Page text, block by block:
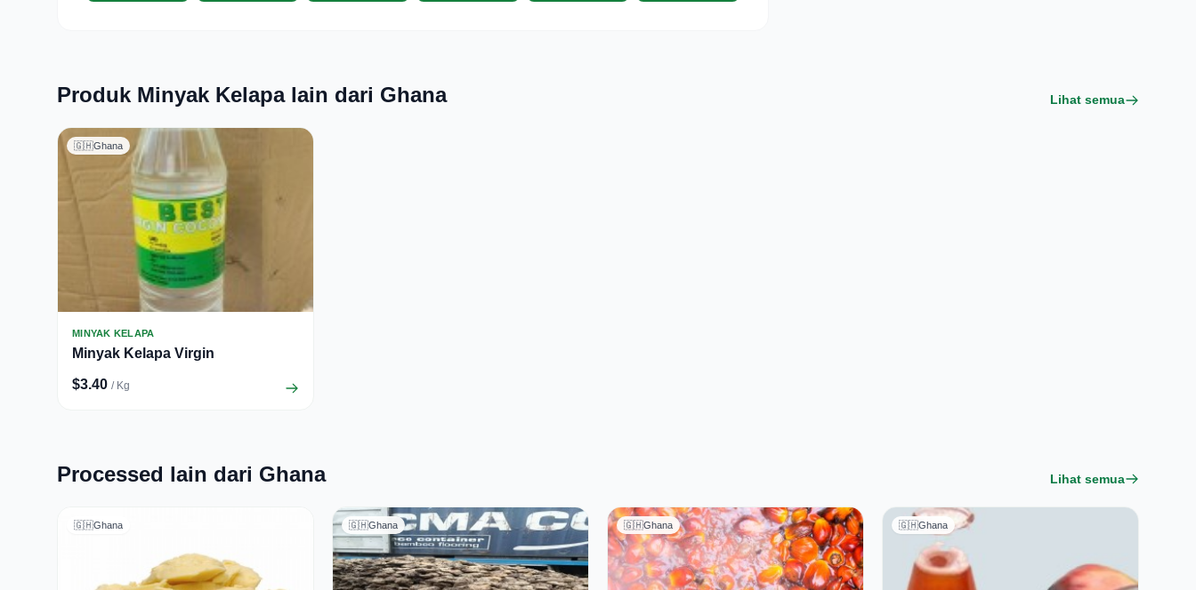
Produk Minyak Kelapa lain dari Ghana Lihat semua
🇬🇭Ghana
MINYAK KELAPA
Minyak Kelapa Virgin
$3.40 / Kg
Processed lain dari Ghana Lihat semua
🇬🇭Ghana 🇬🇭Ghana 🇬🇭Ghana 🇬🇭Ghana